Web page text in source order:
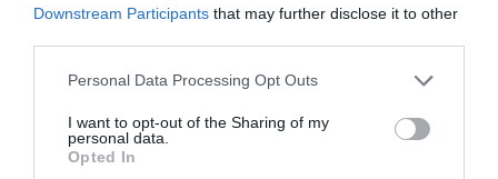
Downstream Participants that may further disclose it to other
Please note that this website/app uses one or more Google
not limited to your visit or usage behaviour. You may click to
grant or deny consent to Google and its third-party tags to
use your data for below specified purposes in below Google
Personal Data Processing Opt Outs
I want to opt-out of the Sharing of my
personal data.
Opted In